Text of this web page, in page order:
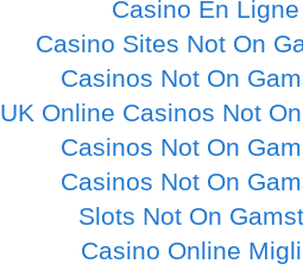
Casino En Ligne
Casino Sites Not On
Casinos Not On
UK Online Casinos Not
Casinos Not On
Casinos Not On
Slots Not On
Casino Online